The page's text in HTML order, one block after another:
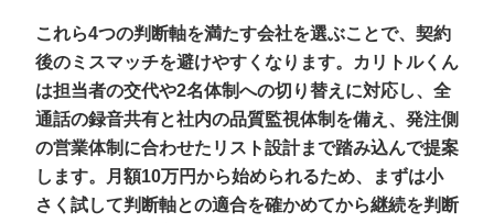
これら4つの判断軸を満たす会社を選ぶことで、契約
後のミスマッチを避けやすくなります。カリトルくん
は担当者の交代や2名体制への切り替えに対応し、全
通話の録音共有と社内の品質監視体制を備え、発注側
の営業体制に合わせたリスト設計まで踏み込んで提案
します。月額10万円から始められるため、まずは小
さく試して判断軸との適合を確かめてから継続を判断